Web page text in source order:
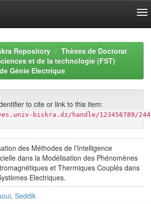
Repository
Thèses de Doctorat
et de la technologie (FST)
Génie Electrique
to cite or link to this item:
biskra.dz/handle/123456789/
des Méthodes de l’Intelligence
dans la Modélisation des Phénomènes
et Thermiques Couplés dans
Electriques.
Seddik